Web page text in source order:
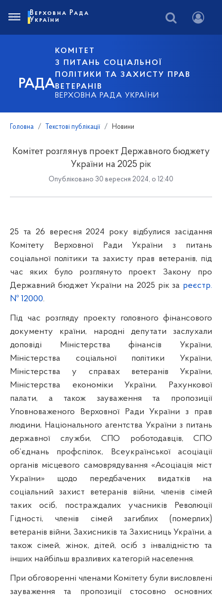
РАДА
КОМІТЕТ
З ПИТАНЬ СОЦІАЛЬНОЇ
ПОЛІТИКИ ТА ЗАХИСТУ ПРАВ
ВЕТЕРАНІВ
ВЕРХОВНА РАДА УКРАЇНИ
Верховна Рада
України
Головна Текстові публікації Новини
Комітет розглянув проект Державного бюджету
України на 2025 рік
Опубліковано 30 вересня 2024, о 12:40
25 та 26 вересня 2024 року відбулися засідання
Комітету Верховної Ради України з питань
соціальної політики та захисту прав ветеранів, під
час яких було розглянуто проект Закону про
Державний бюджет України на 2025 рік за реєстр.
№ 12000.
Під час розгляду проекту головного фінансового
документу країни, народні депутати заслухали
доповіді Міністерства фінансів України,
Міністерства соціальної політики України,
Міністерства у справах ветеранів України,
Міністерства економіки України, Рахункової
палати, а також зауваження та пропозиції
Уповноваженого Верховної Ради України з прав
людини, Національного агентства України з питань
державної служби, СПО роботодавців, СПО
об’єднань профспілок, Всеукраїнської асоціації
органів місцевого самоврядування «Асоціація міст
України» щодо передбачених видатків на
соціальний захист ветеранів війни, членів сімей
таких осіб, постраждалих учасників Революції
Гідності, членів сімей загиблих (померлих)
ветеранів війни, Захисників та Захисниць України, а
також сімей, жінок, дітей, осіб з інвалідністю та
інших найбільш вразливих категорій населення.
При обговоренні членами Комітету були висловлені
зауваження та пропозиції стосовно основних